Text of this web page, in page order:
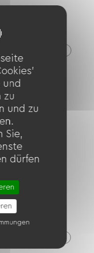
Transfer
erlaubt
und
zu
und zu
Sie,
dürfen